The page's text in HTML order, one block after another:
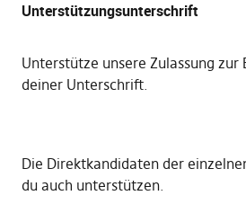
Unterstützungsunterschrift
Unterstütze unsere Zulassung zur
deiner Unterschrift.
Die Direktkandidaten der
du auch unterstützen.